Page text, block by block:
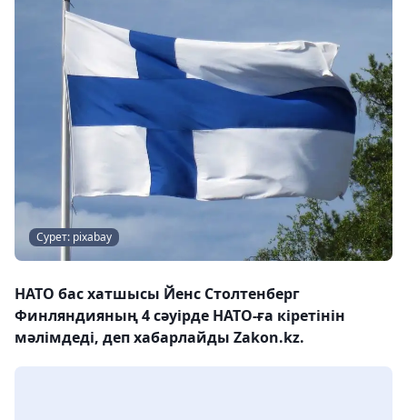
Сурет: pixabay
НАТО бас хатшысы Йенс Столтенберг
Финляндияның 4 сәуірде НАТО-ға кіретінін
мәлімдеді, деп хабарлайды Zakon.kz.